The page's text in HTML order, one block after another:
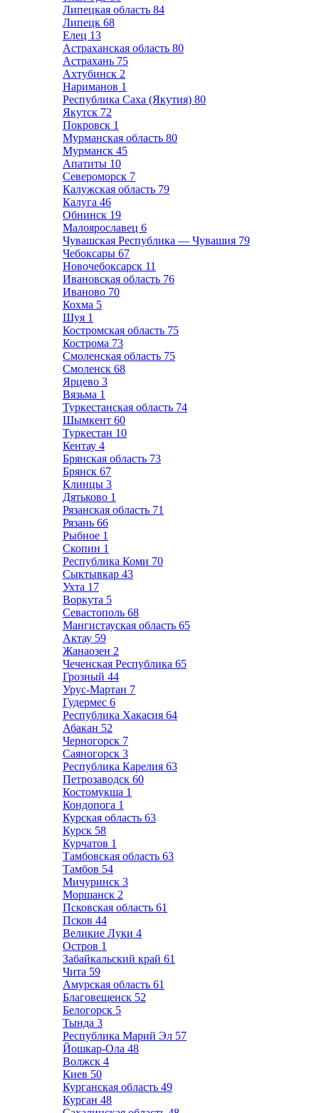
Липецкая область 84
Липецк 68
Елец 13
Астраханская область 80
Астрахань 75
Ахтубинск 2
Нариманов 1
Республика Саха (Якутия) 80
Якутск 72
Покровск 1
Мурманская область 80
Мурманск 45
Апатиты 10
Североморск 7
Калужская область 79
Калуга 46
Обнинск 19
Малоярославец 6
Чувашская Республика — Чувашия 79
Чебоксары 67
Новочебоксарск 11
Ивановская область 76
Иваново 70
Кохма 5
Шуя 1
Костромская область 75
Кострома 73
Смоленская область 75
Смоленск 68
Ярцево 3
Вязьма 1
Туркестанская область 74
Шымкент 60
Туркестан 10
Кентау 4
Брянская область 73
Брянск 67
Клинцы 3
Дятьково 1
Рязанская область 71
Рязань 66
Рыбное 1
Скопин 1
Республика Коми 70
Сыктывкар 43
Ухта 17
Воркута 5
Севастополь 68
Мангистауская область 65
Актау 59
Жанаозен 2
Чеченская Республика 65
Грозный 44
Урус-Мартан 7
Гудермес 6
Республика Хакасия 64
Абакан 52
Черногорск 7
Саяногорск 3
Республика Карелия 63
Петрозаводск 60
Костомукша 1
Кондопога 1
Курская область 63
Курск 58
Курчатов 1
Тамбовская область 63
Тамбов 54
Мичуринск 3
Моршанск 2
Псковская область 61
Псков 44
Великие Луки 4
Остров 1
Забайкальский край 61
Чита 59
Амурская область 61
Благовещенск 52
Белогорск 5
Тында 3
Республика Марий Эл 57
Йошкар-Ола 48
Волжск 4
Киев 50
Курганская область 49
Курган 48